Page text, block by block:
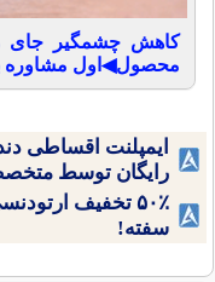
محصول◀اول مشاوره
ایمپلنت اقساطی
رایگان توسط
۵۰٪ تخفیف
سفته!